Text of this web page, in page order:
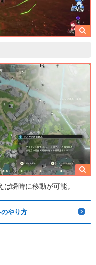
瞬時に移動が可能。
やり方